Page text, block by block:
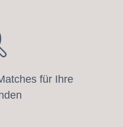
für Ihre